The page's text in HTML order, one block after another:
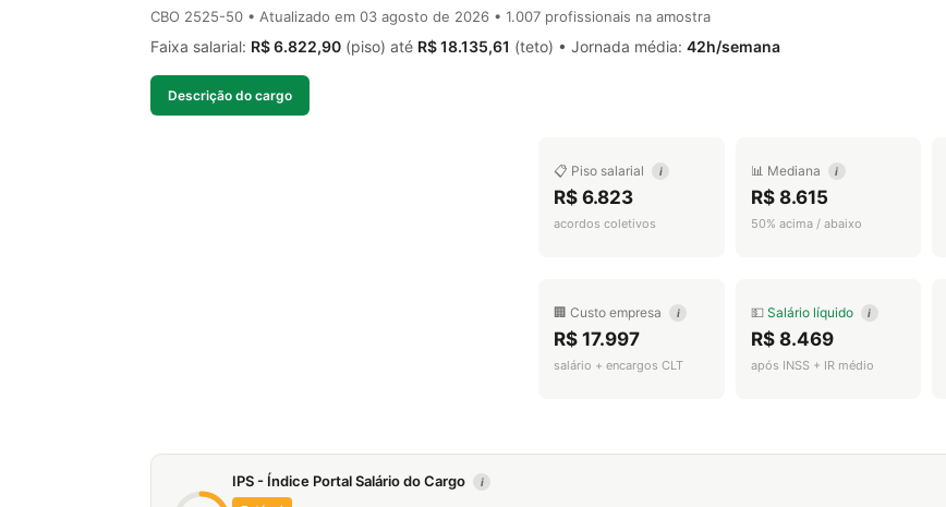
CBO 2525-50 • Atualizado em 03 agosto de 2026 • 1.007 profissionais na amostra
Faixa salarial: R$ 6.822,90 (piso) até R$ 18.135,61 (teto) • Jornada média: 42h/semana
Descrição do cargo
📋 Piso salarial i
R$ 6.823
acordos coletivos
📊 Mediana i
R$ 8.615
50% acima / abaixo
🏢 Custo empresa i
R$ 17.997
salário + encargos CLT
💵 Salário líquido i
R$ 8.469
após INSS + IR médio
IPS - Índice Portal Salário do Cargo i